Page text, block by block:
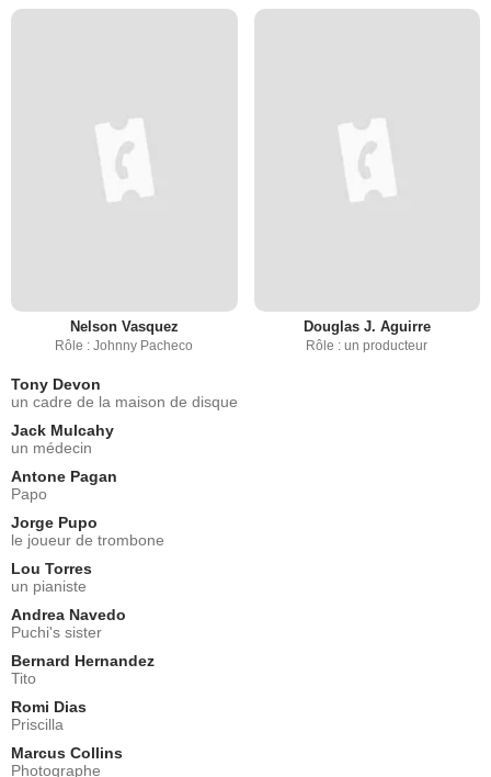
Nelson Vasquez
Rôle : Johnny Pacheco
Douglas J. Aguirre
Rôle : un producteur
Tony Devon
un cadre de la maison de disque
Jack Mulcahy
un médecin
Antone Pagan
Papo
Jorge Pupo
le joueur de trombone
Lou Torres
un pianiste
Andrea Navedo
Puchi's sister
Bernard Hernandez
Tito
Romi Dias
Priscilla
Marcus Collins
Photographe